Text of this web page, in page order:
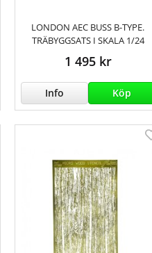
LONDON AEC BUSS B-TYPE.
TRÄBYGGSATS I SKALA 1/24
1 495 kr
Info Köp